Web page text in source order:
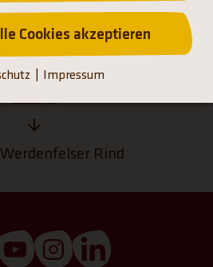
Tiere
Rind
öffnet einen neuen Tab)
(Link öffnet einen neuen
(Link öffnet einen
Cookies akzeptieren
Impressum